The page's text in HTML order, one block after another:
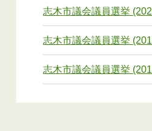
志木市議会議員選挙
志木市議会議員選挙
志木市議会議員選挙